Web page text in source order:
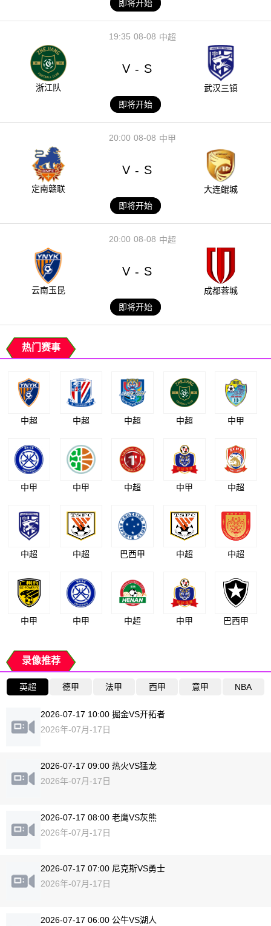
即将开始
08-08
19:35 中超
浙江队
V - S
武汉三镇
即将开始
08-08
20:00 中甲
定南赣联
V - S
大连鲲城
即将开始
08-08
20:00 中超
云南玉昆
V - S
成都蓉城
即将开始
热门赛事
中超 中超 中超 中超 中甲
中甲 中甲 中超 中甲 中超
中超 中超 巴西甲 中超 中超
中甲 中甲 中超 中甲 巴西甲
录像推荐
英超 德甲 法甲 西甲 意甲 NBA
2026-07-17 10:00 掘金VS开拓者
2026年-07月-17日
2026-07-17 09:00 热火VS猛龙
2026年-07月-17日
2026-07-17 08:00 老鹰VS灰熊
2026年-07月-17日
2026-07-17 07:00 尼克斯VS勇士
2026年-07月-17日
2026-07-17 06:00 公牛VS湖人